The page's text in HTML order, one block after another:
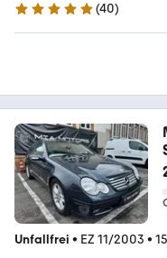
5 Sterne
(40)
Unfallfrei • EZ 11/2003 •